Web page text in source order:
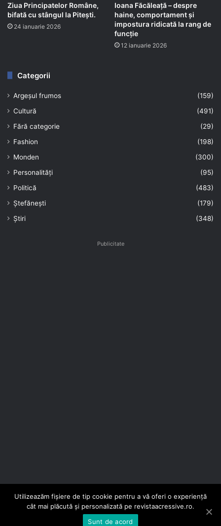
Ziua Principatelor Române,
bifată cu stângul la Pitești.
24 ianuarie 2026
Ioana Făcăleață – despre
haine, comportament și
impostura ridicată la rang de
funcție
12 ianuarie 2026
Categorii
Argeșul frumos
(159)
Cultură
(491)
Fără categorie
(29)
Fashion
(198)
Monden
(300)
Personalități
(95)
Politică
(483)
Ștefănești
(179)
Știri
(348)
Publicitate
© Copyright 2026, Toate drepturile rezervate |
Revista
Agressive by SmartService
Utilizeazăm fișiere de tip cookie pentru a vă oferi o experiență
cât mai plăcută și personalizată pe revistaacressive.ro.
Sunt de acord